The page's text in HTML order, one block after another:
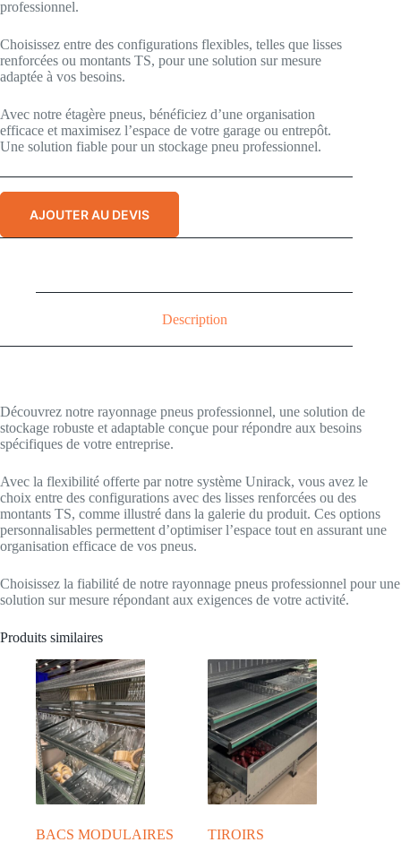
professionnel.
Choisissez entre des configurations flexibles, telles que lisses
renforcées ou montants TS, pour une solution sur mesure
adaptée à vos besoins.
Avec notre étagère pneus, bénéficiez d’une organisation
efficace et maximisez l’espace de votre garage ou entrepôt.
Une solution fiable pour un stockage pneu professionnel.
AJOUTER AU DEVIS
Description
Découvrez notre rayonnage pneus professionnel, une solution de
stockage robuste et adaptable conçue pour répondre aux besoins
spécifiques de votre entreprise.
Avec la flexibilité offerte par notre système Unirack, vous avez le
choix entre des configurations avec des lisses renforcées ou des
montants TS, comme illustré dans la galerie du produit. Ces options
personnalisables permettent d’optimiser l’espace tout en assurant une
organisation efficace de vos pneus.
Choisissez la fiabilité de notre rayonnage pneus professionnel pour une
solution sur mesure répondant aux exigences de votre activité.
Produits similaires
BACS MODULAIRES
TIROIRS